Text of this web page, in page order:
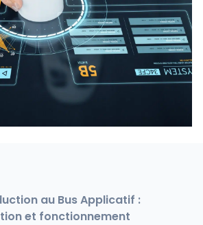
au Bus Applicatif :
et fonctionnement